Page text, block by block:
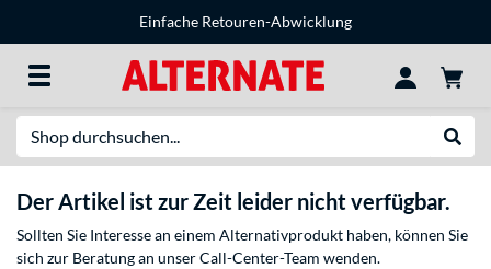
Einfache Retouren-Abwicklung
Der Artikel ist zur Zeit leider nicht verfügbar.
Sollten Sie Interesse an einem Alternativprodukt haben, können Sie
sich zur Beratung an unser Call-Center-Team wenden.